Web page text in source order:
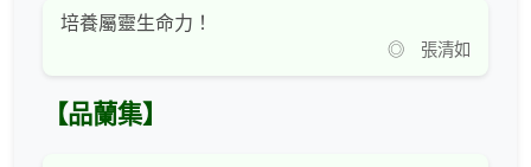
培養屬靈生命力！
◎ 張清如
【品蘭集】